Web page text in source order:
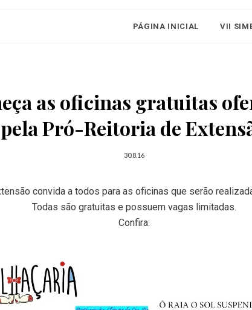
PÁGINA INICIAL VII
as oficinas gratuitas
pela Pró-Reitoria de
30.8.16
convida a todos para as oficinas que serão
Todas são gratuitas e possuem vagas limitadas.
Confira: